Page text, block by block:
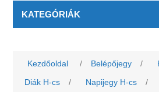
KATEGÓRIÁK
Kezdőoldal / Belépőjegy /
Diák H-cs
/ Napijegy H-cs
/